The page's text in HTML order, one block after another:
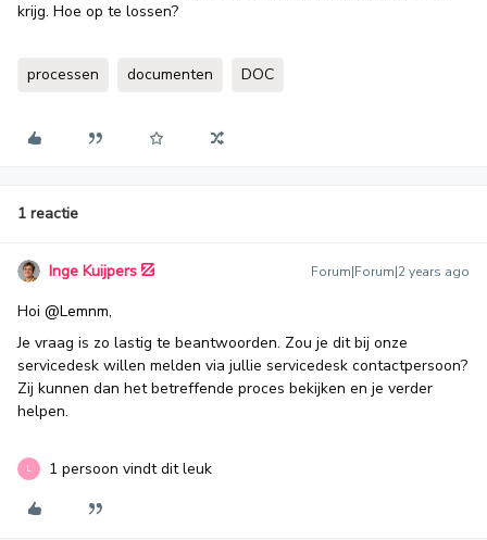
krijg. Hoe op te lossen?
processen documenten DOC
1 reactie
Inge Kuijpers Forum|Forum|2 years ago
Hoi @Lemnm,
Je vraag is zo lastig te beantwoorden. Zou je dit bij onze
servicedesk willen melden via jullie servicedesk contactpersoon?
Zij kunnen dan het betreffende proces bekijken en je verder
helpen.
L 1 persoon vindt dit leuk